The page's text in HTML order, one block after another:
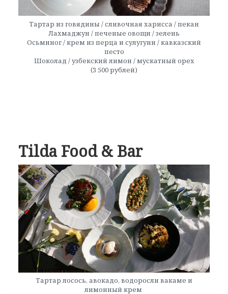
Тартар из говядины / сливочная харисса / пекан
Лахмаджун / печеные овощи / зелень
Осьминог / крем из перца и сулугуни / кавказский
песто
Шоколад / узбекский лимон / мускатный орех
(3 500 рублей)
Tilda Food & Bar
Тартар лосось, авокадо, водоросли вакаме и
лимонный крем